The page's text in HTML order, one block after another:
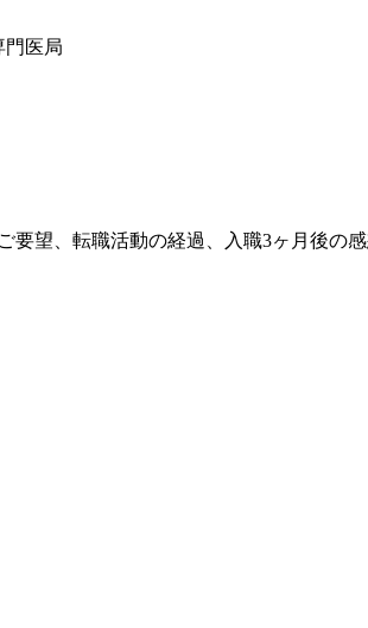
望、転職活動の経過、入職3ヶ月後の